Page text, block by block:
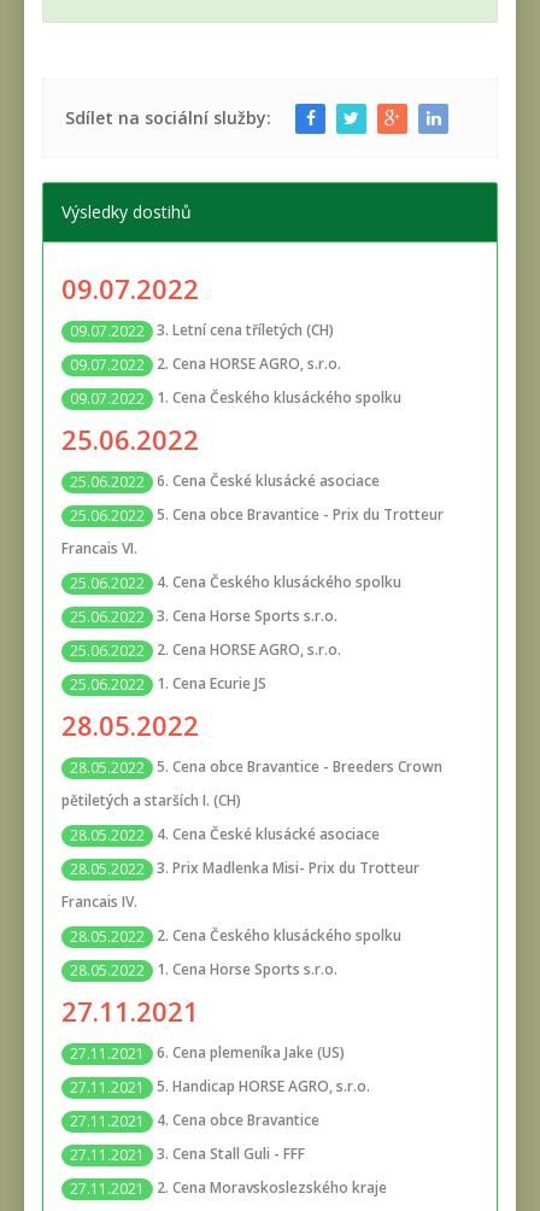
Sdílet na sociální služby:
Výsledky dostihů
09.07.2022
09.07.2022 3. Letní cena tříletých (CH)
09.07.2022
2. Cena HORSE AGRO, s.r.o.
09.07.2022
1. Cena Českého klusáckého spolku
25.06.2022
25.06.2022 6. Cena České klusácké asociace
25.06.2022 5. Cena obce Bravantice - Prix du Trotteur
Francais VI.
25.06.2022
4. Cena Českého klusáckého spolku
25.06.2022 3. Cena Horse Sports s.r.o.
25.06.2022
2. Cena HORSE AGRO, s.r.o.
25.06.2022
1. Cena Ecurie JS
28.05.2022
28.05.2022 5. Cena obce Bravantice - Breeders Crown
pětiletých a starších I. (CH)
28.05.2022
4. Cena České klusácké asociace
28.05.2022 3. Prix Madlenka Misi- Prix du Trotteur
Francais IV.
28.05.2022
2. Cena Českého klusáckého spolku
28.05.2022
1. Cena Horse Sports s.r.o.
27.11.2021
27.11.2021
6. Cena plemeníka Jake (US)
27.11.2021
5. Handicap HORSE AGRO, s.r.o.
27.11.2021
4. Cena obce Bravantice
27.11.2021
3. Cena Stall Guli - FFF
27.11.2021
2. Cena Moravskoslezského kraje